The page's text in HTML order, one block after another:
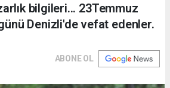
bilgileri... 23Temmuz
Denizli'de vefat edenler.
ABONE OL